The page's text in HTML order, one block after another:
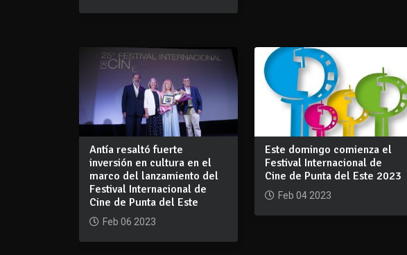
Antía resaltó fuerte
inversión en cultura en el
marco del lanzamiento del
Festival Internacional de
Cine de Punta del Este
Feb 06 2023
Este domingo comienza el
Festival Internacional de
Cine de Punta del Este 2023
Feb 04 2023